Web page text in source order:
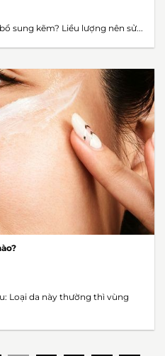
sung kẽm? Liều lượng nên sử...
Loại da này thường thì vùng